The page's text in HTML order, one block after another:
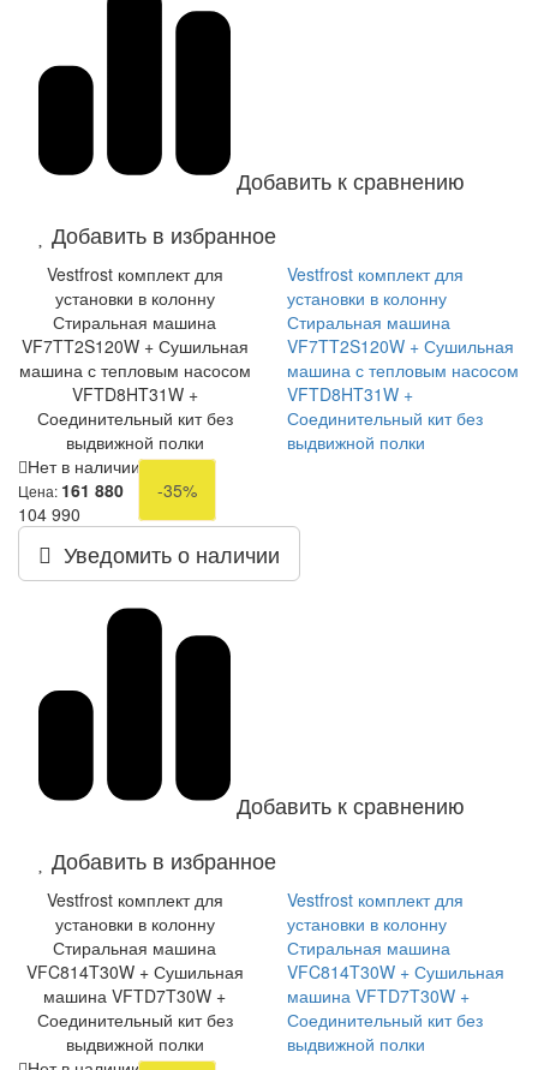
Добавить к сравнению
Добавить в избранное
Vestfrost комплект для
установки в колонну
Стиральная машина
VF7TT2S120W + Сушильная
машина с тепловым насосом
VFTD8HT31W +
Соединительный кит без
выдвижной полки
Vestfrost комплект для
установки в колонну
Стиральная машина
VF7TT2S120W + Сушильная
машина с тепловым насосом
VFTD8HT31W +
Соединительный кит без
выдвижной полки
Нет в наличии
Цена: 161 880
-35%
104 990
Уведомить о наличии
Добавить к сравнению
Добавить в избранное
Vestfrost комплект для
установки в колонну
Стиральная машина
VFC814T30W + Сушильная
машина VFTD7T30W +
Соединительный кит без
выдвижной полки
Vestfrost комплект для
установки в колонну
Стиральная машина
VFC814T30W + Сушильная
машина VFTD7T30W +
Соединительный кит без
выдвижной полки